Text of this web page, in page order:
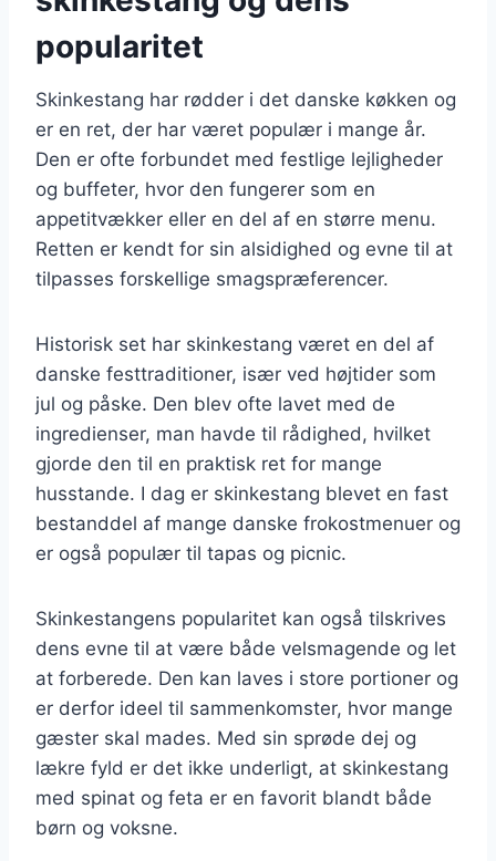
popularitet
Skinkestang har rødder i det danske køkken og
er en ret, der har været populær i mange år.
Den er ofte forbundet med festlige lejligheder
og buffeter, hvor den fungerer som en
appetitvækker eller en del af en større menu.
Retten er kendt for sin alsidighed og evne til at
tilpasses forskellige smagspræferencer.
Historisk set har skinkestang været en del af
danske festtraditioner, især ved højtider som
jul og påske. Den blev ofte lavet med de
ingredienser, man havde til rådighed, hvilket
gjorde den til en praktisk ret for mange
husstande. I dag er skinkestang blevet en fast
bestanddel af mange danske frokostmenuer og
er også populær til tapas og picnic.
Skinkestangens popularitet kan også tilskrives
dens evne til at være både velsmagende og let
at forberede. Den kan laves i store portioner og
er derfor ideel til sammenkomster, hvor mange
gæster skal mades. Med sin sprøde dej og
lækre fyld er det ikke underligt, at skinkestang
med spinat og feta er en favorit blandt både
børn og voksne.